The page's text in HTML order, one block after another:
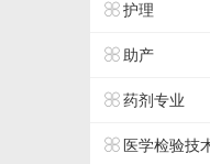
护理
助产
药剂专业
医学检验技